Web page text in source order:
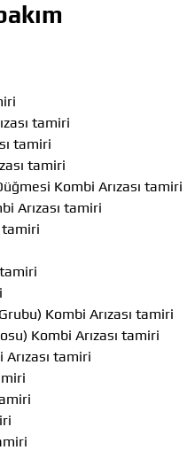
tamiri
tamiri
tamiri
Kombi Arızası tamiri
Arızası tamiri
tamiri
Kombi Arızası tamiri
Kombi Arızası tamiri
tamiri